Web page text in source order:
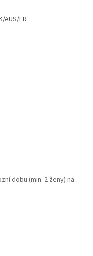
AUS/FR
dobu (min. 2 ženy) na